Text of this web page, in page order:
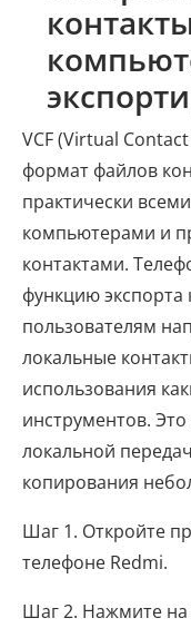
VCF (Virtual
формат файлов
практически
компьютерами и
контактами.
функцию
пользователям
локальные
использования
инструментов.
локальной
копирования
Шаг 1. Откройте
телефоне Redmi.
Шаг 2. Нажмите